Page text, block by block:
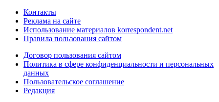
Контакты
Реклама на сайте
Использование материалов korrespondent.net
Правила пользования сайтом
Договор пользования сайтом
Политика в сфере конфиденциальности и персональных
данных
Пользовательское соглашение
Редакция